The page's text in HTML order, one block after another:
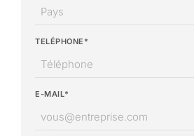
TELÉPHONE*
E-MAIL*